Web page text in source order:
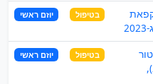
בטיפול יוזם ראשי
מתשלום דמי ביטוח לאומי עד גיל 21),
בטיפול יוזם ראשי